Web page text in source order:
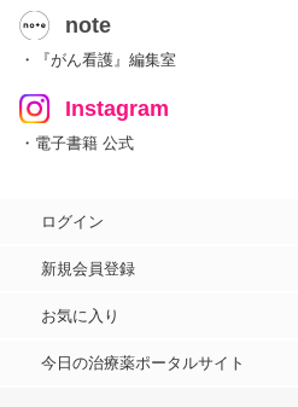
note
・『がん看護』編集室
Instagram
・電子書籍 公式
ログイン
新規会員登録
お気に入り
今日の治療薬ポータルサイト